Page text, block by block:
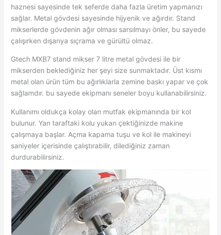
haznesi sayesinde tek seferde daha fazla üretim yapmanızı
sağlar. Metal gövdesi sayesinde hijyenik ve ağırdır. Stand
mikserlerde gövdenin ağır olması sarsılmayı önler, bu sayede
çalışırken dışarıya sıçrama ve gürültü olmaz.
Gtech MXB7 stand mikser 7 litre metal gövdesi ile bir
mikserden beklediğiniz her şeyi size sunmaktadır. Üst kısmı
metal olan ürün tüm bu ağırlıklarla zemine baskı yapar ve çok
sağlamdır. bu sayede ekipmanı seneler boyu kullanabilirsiniz.
Kullanımı oldukça kolay olan mutfak ekipmanında bir kol
bulunur. Yan taraftaki kolu yukarı çektiğinizde makine
çalışmaya başlar. Açma kapama tuşu ve kol ile makineyi
saniyeler içerisinde çalıştırabilir, dilediğiniz zaman
durdurabilirsiniz.